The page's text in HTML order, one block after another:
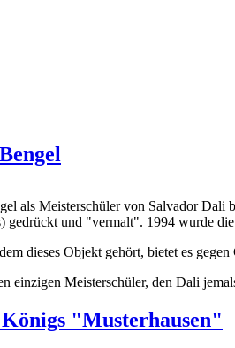
als Meisterschüler von Salvador Dali
gedrückt und "vermalt". 1994 wurde
dieses Objekt gehört, bietet es
einzigen Meisterschüler, den Dali
"Musterhausen"